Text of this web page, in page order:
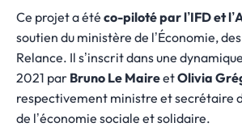
Ce projet a été co-piloté par l’IFD et
soutien du ministère de l’Économie,
Relance. Il s’inscrit dans une
2021 par Bruno Le MaireetOlivia
respectivement ministre et secrétaire
de l’économie sociale et solidaire.